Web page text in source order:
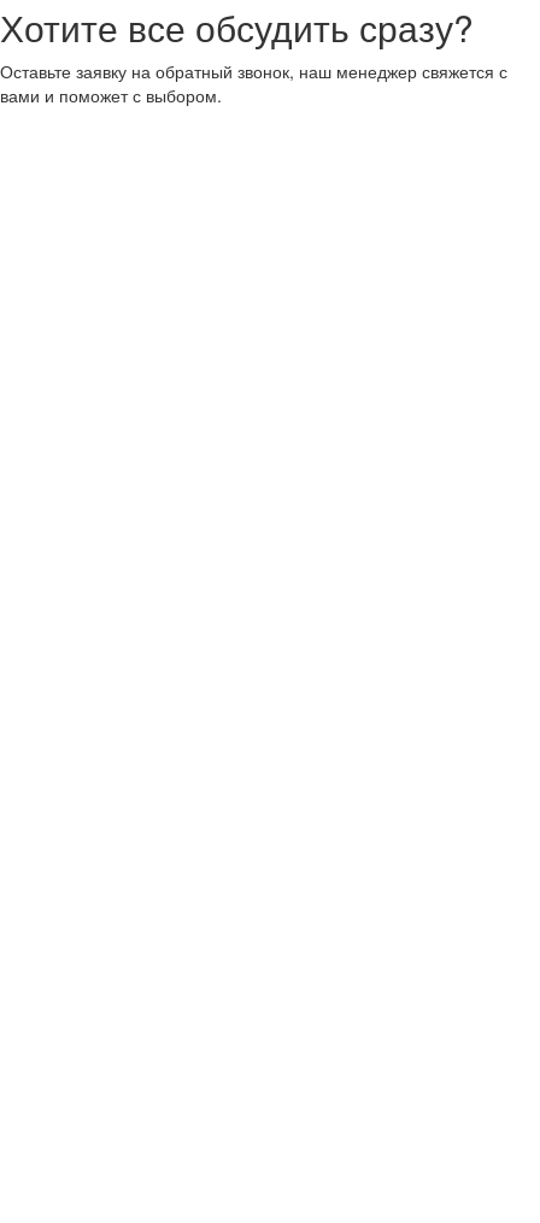
Хотите все обсудить сразу?
Оставьте заявку на обратный звонок, наш менеджер свяжется с
вами и поможет с выбором.